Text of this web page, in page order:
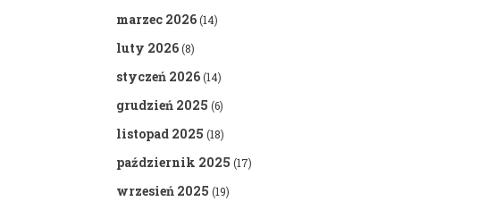
marzec 2026(14)
luty 2026(8)
styczeń 2026(14)
grudzień 2025 (6)
listopad 2025 (18)
październik 2025 (17)
wrzesień 2025 (19)